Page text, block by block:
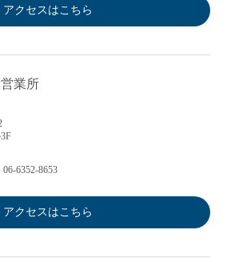
アクセスはこちら
業所
6352-8653
アクセスはこちら